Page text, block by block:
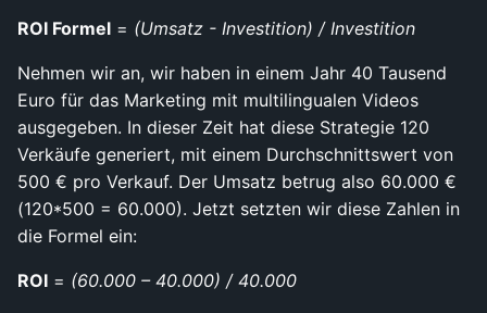
ROI Formel = (Umsatz - Investition) / Investition
Nehmen wir an, wir haben in einem Jahr 40 Tausend
Euro für das Marketing mit multilingualen Videos
ausgegeben. In dieser Zeit hat diese Strategie 120
Verkäufe generiert, mit einem Durchschnittswert von
500 € pro Verkauf. Der Umsatz betrug also 60.000 €
(120*500 = 60.000). Jetzt setzten wir diese Zahlen in
die Formel ein:
ROI = (60.000 – 40.000) / 40.000